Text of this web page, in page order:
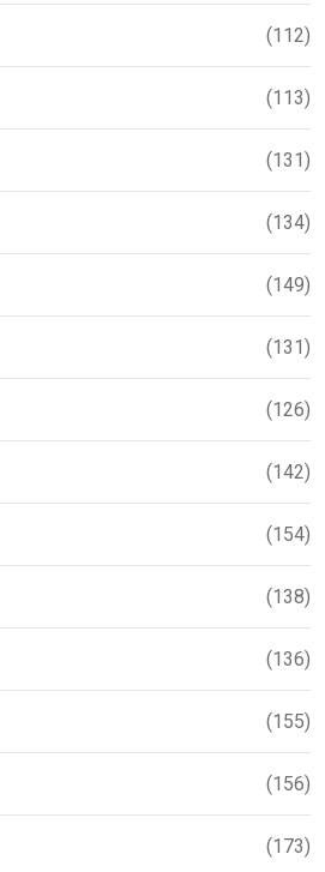
(112)
(113)
(131)
(134)
(149)
(131)
(126)
(142)
(154)
(138)
(136)
(155)
(156)
(173)